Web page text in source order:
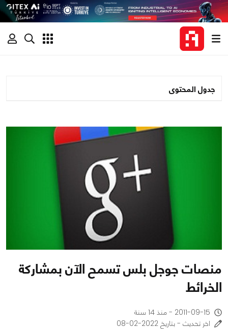
جدول المحتوى
منصات جوجل بلس تسمح الآن بمشاركة
الخرائط
2011-09-15 - منذ 14 سنة
اخر تحديث - بتاريخ 2022-02-08